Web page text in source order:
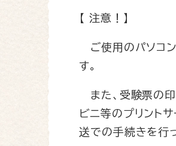
【 注意！】
ご使用のパソコン
す。
また、受験票の印
ビニ等のプリント
送での手続きを行